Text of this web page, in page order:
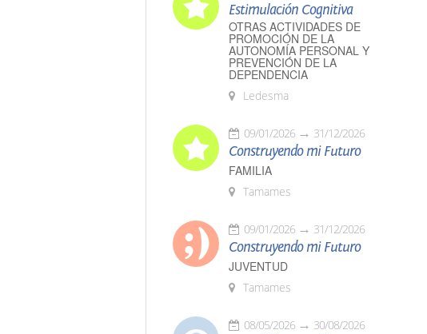
Estimulación Cognitiva
OTRAS ACTIVIDADES DE
PROMOCIÓN DE LA
AUTONOMÍA PERSONAL Y
PREVENCIÓN DE LA
DEPENDENCIA
Ledesma
09/01/2026 31/12/2026
Construyendo mi Futuro
FAMILIA
Tamames
09/01/2026 31/12/2026
Construyendo mi Futuro
JUVENTUD
Tamames
08/05/2026 30/08/2026